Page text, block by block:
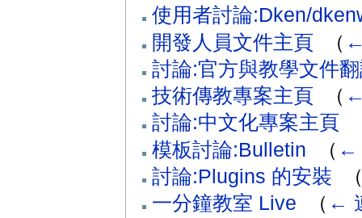
使用者討論:Dken/
開發人員文件主頁
（
討論:官方與教學文件
技術傳教專案主頁
（
討論:中文化專案主頁
模板討論:Bulletin
（ ←
討論:Plugins 的安裝
一分鐘教室 Live
（ ←